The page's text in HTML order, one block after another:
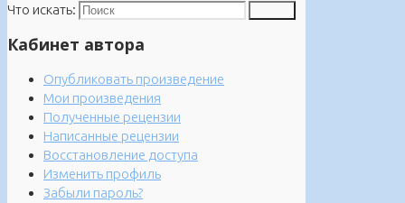
Что искать:
Кабинет автора
Опубликовать произведение
Мои произведения
Полученные рецензии
Написанные рецензии
Восстановление доступа
Изменить профиль
Забыли пароль?